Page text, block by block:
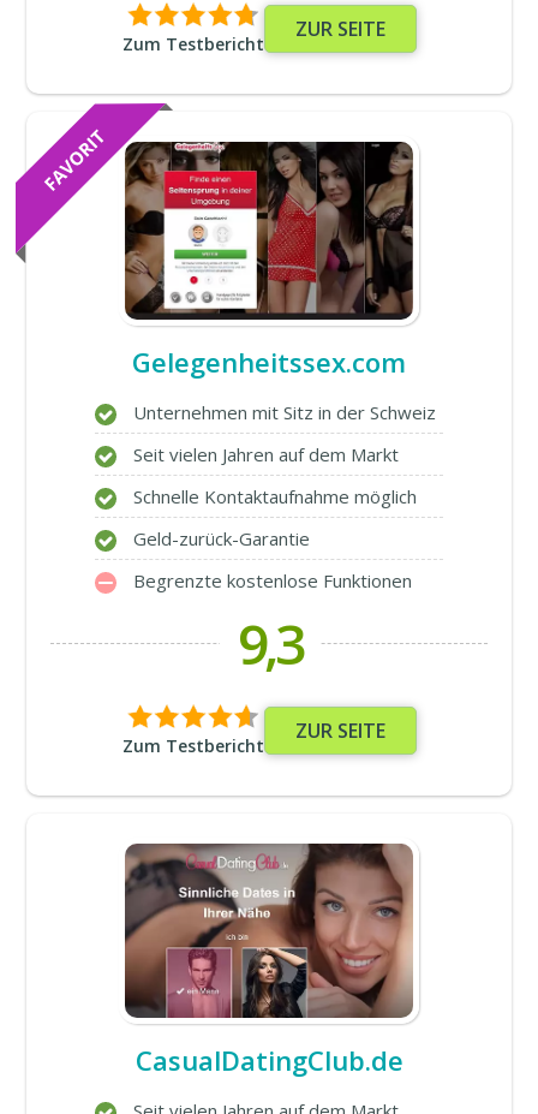
Zum Testbericht
ZUR SEITE
Gelegenheitssex.com
Unternehmen mit Sitz in der Schweiz
Seit vielen Jahren auf dem Markt
Schnelle Kontaktaufnahme möglich
Geld-zurück-Garantie
Begrenzte kostenlose Funktionen
9,3
Zum Testbericht
ZUR SEITE
CasualDatingClub.de